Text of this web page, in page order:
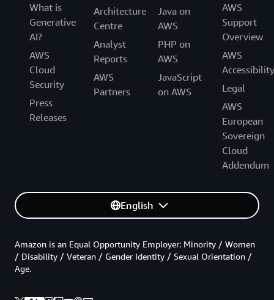
What is
Generative
AI?
AWS
Cloud
Security
Press
Releases
Architecture
Centre
Analyst
Reports
AWS
Partners
Java on
AWS
PHP on
AWS
JavaScript
on AWS
AWS
Support
Overview
AWS
Accessibility
Legal
AWS
European
Sovereign
Cloud
Addendum
English
Amazon is an Equal Opportunity Employer: Minority / Women
/ Disability / Veteran / Gender Identity / Sexual Orientation /
Age.